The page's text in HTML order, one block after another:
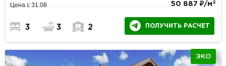
Цена с 31.08 50 887 ₽/м 2
3 3 2 ПОЛУЧИТЬ РАСЧЕТ
ЭКО